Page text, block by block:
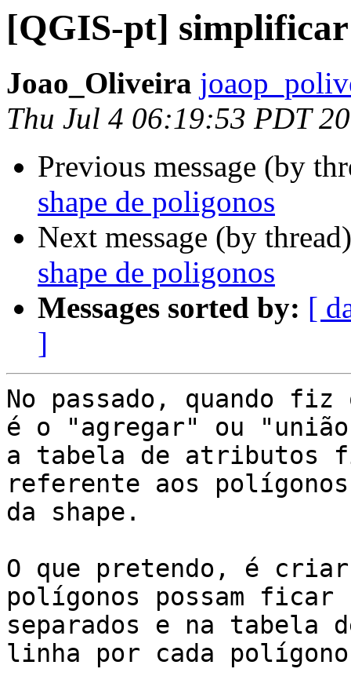
[QGIS-pt] simplificar
Joao_Oliveira
Thu Jul 4 06:19:53 PDT
Previous message (by
shape de poligonos
Next message (by
shape de poligonos
Messages sorted by: [
]
No passado, quando
é o "agregar" ou
a tabela de atributos
referente aos
da shape.
O que pretendo, é criar
polígonos possam ficar
separados e na tabela
linha por cada